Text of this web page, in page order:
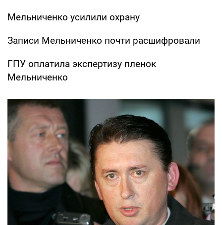
Мельниченко усилили охрану
Записи Мельниченко почти расшифровали
ГПУ оплатила экспертизу пленок
Мельниченко